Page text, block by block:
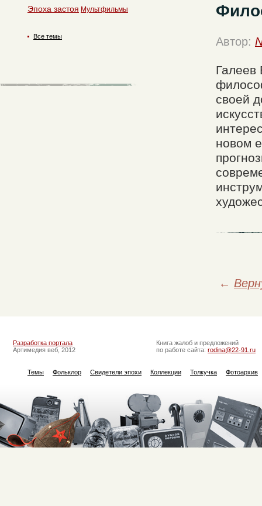
Автор:
Галеев
своей
новом
←
Эпоха застоя Мультфильмы
Все темы
Разработка портала
Артимедия веб, 2012
Книга жалоб и предложений
по работе сайта: rodina@22-91.ru
Темы Фольклор Свидетели эпохи Коллекции Толкучка Фотоархив